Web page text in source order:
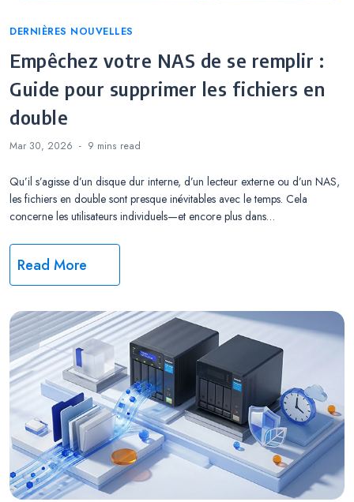
Categories
DERNIÈRES NOUVELLES
Empêchez votre NAS de se remplir :
Guide pour supprimer les fichiers en
double
Mar 30, 2026 9 mins read
Qu’il s’agisse d’un disque dur interne, d’un lecteur externe ou d’un NAS,
les fichiers en double sont presque inévitables avec le temps. Cela
concerne les utilisateurs individuels—et encore plus dans…
Read More